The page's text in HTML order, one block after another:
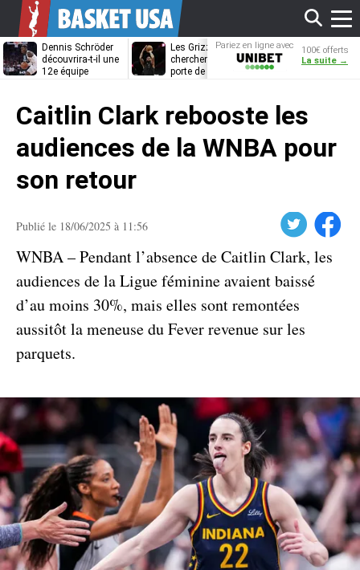
Dennis Schröder
découvrira-t-il une
12e équipe
Les Grizzlies
cherchent déjà une
porte de sortie
Dwane Casey
bientôt coach
Pariez en ligne avec
Unibet
100€ offerts
La suite →
Caitlin Clark rebooste les
audiences de la WNBA pour
son retour
Publié le 18/06/2025 à 11:56 Facebook
WNBA – Pendant l’absence de Caitlin Clark, les
audiences de la Ligue féminine avaient baissé
d’au moins 30%, mais elles sont remontées
aussitôt la meneuse du Fever revenue sur les
parquets.